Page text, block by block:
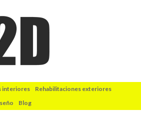
interiores
Rehabilitaciones exteriores
Blog